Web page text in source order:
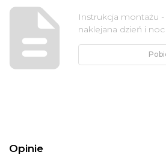
Instrukcja montażu
naklejana dzień i
Opinie